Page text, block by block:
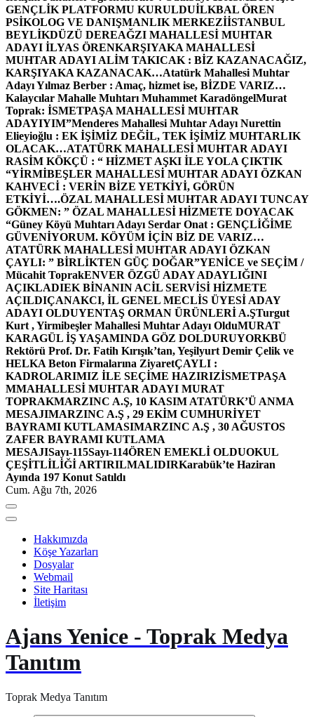
GENÇLİK PLATFORMU KURULDUİLKBAL ÖREN
PSİKOLOG VE DANIŞMANLIK MERKEZİİSTANBUL
BEYLİKDÜZÜ DEREAĞZI MAHALLESİ MUHTAR
ADAYI İLYAS ÖRENKARŞIYAKA MAHALLESİ
MUHTAR ADAYI ALİM TAKICAK : BİZ KAZANACAĞIZ,
KARŞIYAKA KAZANACAK…Atatürk Mahallesi Muhtar
Adayı Yılmaz Berber : Amaç, hizmet ise, BİZDE VARIZ…
Kalaycılar Mahalle Muhtarı Muhammet KaradöngelMurat
Toprak: İSMETPAŞA MAHALLESİ MUHTAR
ADAYIYIM”Menderes Mahallesi Muhtar Adayı Nurettin
Elieyioğlu : EK İŞİMİZ DEĞİL, TEK İŞİMİZ MUHTARLIK
OLACAK…ATATÜRK MAHALLESİ MUHTAR ADAYI
RASİM KÖKÇÜ : “ HİZMET AŞKI İLE YOLA ÇIKTIK
“YİRMİBEŞLER MAHALLESİ MUHTAR ADAYI ÖZKAN
KAHVECİ : VERİN BİZE YETKİYİ, GÖRÜN
ETKİYİ….ÖZAL MAHALLESİ MUHTAR ADAYI TUNCAY
GÖKMEN: ” ÖZAL MAHALLESİ HİZMETE DOYACAK
“Güney Köyü Muhtarı Adayı Serdar Onat : GENÇLİĞİME
GÜVENİYORUM. KÖYÜM İÇİN BİZ DE VARIZ…
ATATÜRK MAHALLESİ MUHTAR ADAYI ÖZKAN
ÇAYLI: ” BİRLİKTEN GÜÇ DOĞAR”YENİCE ve SEÇİM /
Mücahit ToprakENVER ÖZGÜ ADAY ADAYLIĞINI
AÇIKLADIEK BİNANIN ACİL SERVİSİ HİZMETE
AÇILDIÇANAKCI, İL GENEL MECLİS ÜYESİ ADAY
ADAYI OLDUYENTAŞ ORMAN ÜRÜNLERİ A.ŞTurgut
Kurt , Yirmibeşler Mahallesi Muhtar Adayı OlduMURAT
KARAGÜL İŞ YAŞAMINDA GÖZ DOLDURUYORKBÜ
Rektörü Prof. Dr. Fatih Kırışık’tan, Yeşilyurt Demir Çelik ve
HELKA Beton Firmalarına ZiyaretÇAYLI :
KADROLARIMIZ İLE SEÇİME HAZIRIZİSMETPAŞA
MMAHALLESİ MUHTAR ADAYI MURAT
TOPRAKMARZINC A.Ş, 10 KASIM ATATÜRK’Ü ANMA
MESAJIMARZINC A.Ş , 29 EKİM CUMHURİYET
BAYRAMI KUTLAMASIMARZINC A.Ş , 30 AĞUSTOS
ZAFER BAYRAMI KUTLAMA
MESAJISayı-115Sayı-114ÖREN EMEKLİ OLDUOKUL
ÇEŞİTLİLİĞİ ARTIRILMALIDIRKarabük’te Haziran
Ayında 197 Konut Satıldı
Cum. Ağu 7th, 2026
Hakkımızda
Köşe Yazarları
Dosyalar
Webmail
Site Haritası
İletişim
Ajans Yenice - Toprak Medya
Tanıtım
Toprak Medya Tanıtım